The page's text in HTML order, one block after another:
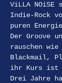
ViLLA
Indie-Rock
puren
Der Groove
rauschen wie
Blackmail,
ihr Kurs ist
Drei Jahre